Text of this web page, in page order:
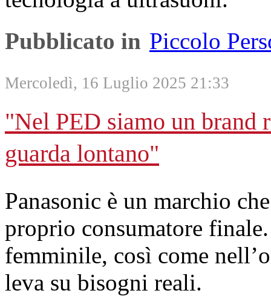
Pubblicato in Piccolo
Mercoledì, 16 Luglio 2025 21:33
"Nel PED siamo un brand
guarda lontano"
Panasonic è un marchio
proprio consumatore
femminile, così come
leva su bisogni reali.